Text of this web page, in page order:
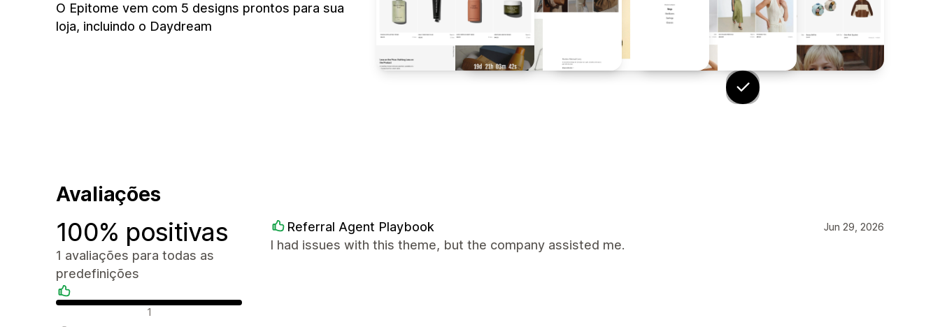
O Epitome vem com 5 designs prontos para sua
loja, incluindo o Daydream
Avaliações
100% positivas
1 avaliações para todas as
predefinições
Avaliações positivas
1
Referral Agent Playbook Jun 29, 2026
I had issues with this theme, but the company assisted me.